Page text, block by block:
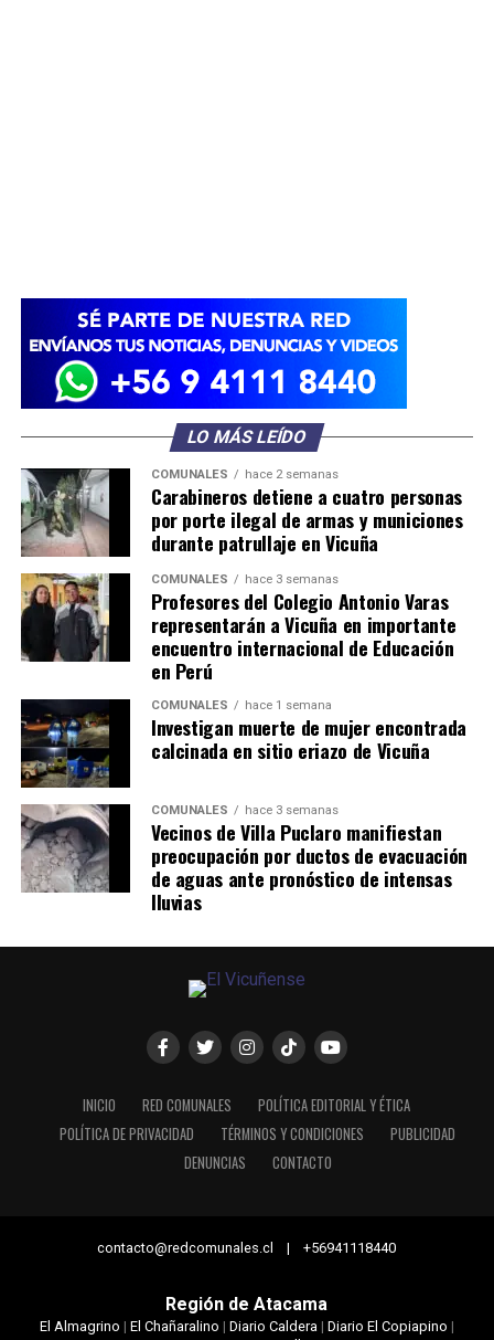
LO MÁS LEÍDO
COMUNALES hace 2 semanas
Carabineros detiene a cuatro personas
por porte ilegal de armas y municiones
durante patrullaje en Vicuña
COMUNALES hace 3 semanas
Profesores del Colegio Antonio Varas
representarán a Vicuña en importante
encuentro internacional de Educación
en Perú
COMUNALES hace 1 semana
Investigan muerte de mujer encontrada
calcinada en sitio eriazo de Vicuña
COMUNALES hace 3 semanas
Vecinos de Villa Puclaro manifiestan
preocupación por ductos de evacuación
de aguas ante pronóstico de intensas
lluvias
INICIO RED COMUNALES
POLÍTICA EDITORIAL Y ÉTICA
POLÍTICA DE PRIVACIDAD
TÉRMINOS Y CONDICIONES
PUBLICIDAD
DENUNCIAS
CONTACTO
contacto@redcomunales.cl | +56941118440
Región de Atacama
El Almagrino | El Chañaralino | Diario Caldera | Diario El Copiapino |